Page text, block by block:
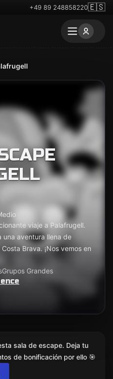
+49 89 248858220🇪🇸
viaje a Palafrugell.
una aventura llena de
Brava. ¡Nos vemos en
Grupos Grandes
sala de escape. Deja tu
de bonificación por ello 🎯